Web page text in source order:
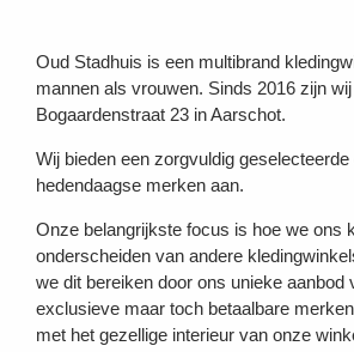
Oud Stadhuis is een multibrand
mannen als vrouwen. Sinds 2016 zijn
Bogaardenstraat 23 in Aarschot.
Wij bieden een zorgvuldig
hedendaagse merken aan.
Onze belangrijkste focus is hoe we ons
onderscheiden van andere
we dit bereiken door ons unieke aanbod
exclusieve maar toch betaalbare
met het gezellige interieur van onze